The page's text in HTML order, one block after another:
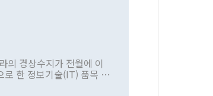
책으로 추진하겠다고 공
을 내놨다. 그동안 정 장
러 번 있지만 대통령과 유
것은 이례적이다. 정 장
는 목소리도 높아지고 있
의 경상수지가 전월에 이
로 한 정보기술(IT) 품목 수